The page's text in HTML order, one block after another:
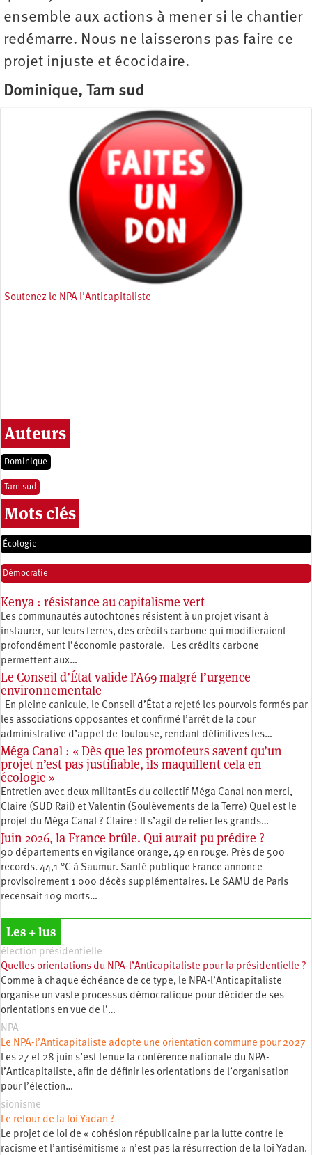
ensemble aux actions à mener si le chantier
redémarre. Nous ne laisserons pas faire ce
projet injuste et écocidaire.
Dominique, Tarn sud
Soutenez le NPA l'Anticapitaliste
Auteurs
Dominique
Tarn sud
Mots clés
Écologie
Démocratie
Kenya : résistance au capitalisme vert
Les communautés autochtones résistent à un projet visant à
instaurer, sur leurs terres, des crédits carbone qui modifieraient
profondément l’économie pastorale. Les crédits carbone
permettent aux…
Le Conseil d’État valide l’A69 malgré l’urgence
environnementale
En pleine canicule, le Conseil d’État a rejeté les pourvois formés par
les associations opposantes et confirmé l’arrêt de la cour
administrative d’appel de Toulouse, rendant définitives les…
Méga Canal : « Dès que les promoteurs savent qu’un
projet n’est pas justifiable, ils maquillent cela en
écologie »
Entretien avec deux militantEs du collectif Méga Canal non merci,
Claire (SUD Rail) et Valentin (Soulèvements de la Terre) Quel est le
projet du Méga Canal ? Claire : Il s’agit de relier les grands…
Juin 2026, la France brûle. Qui aurait pu prédire ?
90 départements en vigilance orange, 49 en rouge. Près de 500
records. 44,1 °C à Saumur. Santé publique France annonce
provisoirement 1 000 décès supplémentaires. Le SAMU de Paris
recensait 109 morts…
Les + lus
élection présidentielle
Quelles orientations du NPA-l’Anticapitaliste pour la présidentielle ?
Comme à chaque échéance de ce type, le NPA-l’Anticapitaliste
organise un vaste processus démocratique pour décider de ses
orientations en vue de l’…
NPA
Le NPA-l’Anticapitaliste adopte une orientation commune pour 2027
Les 27 et 28 juin s’est tenue la conférence nationale du NPA-
l’Anticapitaliste, afin de définir les orientations de l’organisation
pour l’élection…
sionisme
Le retour de la loi Yadan ?
Le projet de loi de « cohésion républicaine par la lutte contre le
racisme et l’antisémitisme » n’est pas la résurrection de la loi Yadan.